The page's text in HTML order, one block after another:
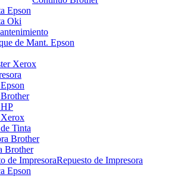
Epson
Oki
de Mant. Epson
Xerox
Tinta
Brother
Brother
Repuesto de Impresora
Epson